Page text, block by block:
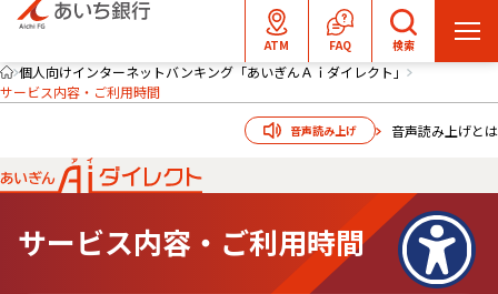
ATM FAQ 検索
メ
ニ
ュ
ー
個人向けインターネットバンキング「あいぎんＡｉダイレクト」
サービス内容・ご利用時間
音声読み上げ 音声読み上げとは
サービス内容・ご利用時間